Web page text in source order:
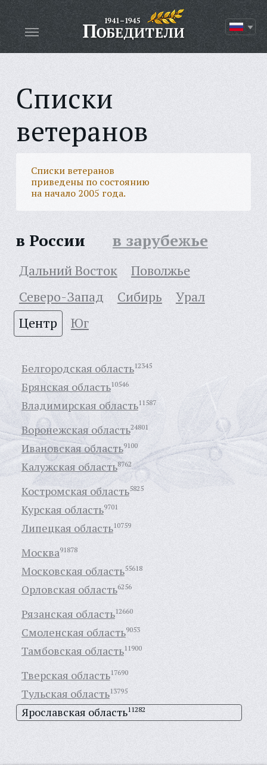
Списки
ветеранов
Списки ветеранов
приведены по состоянию
на начало 2005 года.
в России в зарубежье
Дальний Восток
Поволжье
Северо-Запад
Сибирь
Урал
Центр
Юг
Белгородская область12345
Брянская область10546
Владимирская область11587
Воронежская область24801
Ивановская область9100
Калужская область8762
Костромская область5825
Курская область9701
Липецкая область10759
Москва91878
Московская область55618
Орловская область6256
Рязанская область12660
Смоленская область9053
Тамбовская область11900
Тверская область17690
Тульская область13795
Ярославская область11282